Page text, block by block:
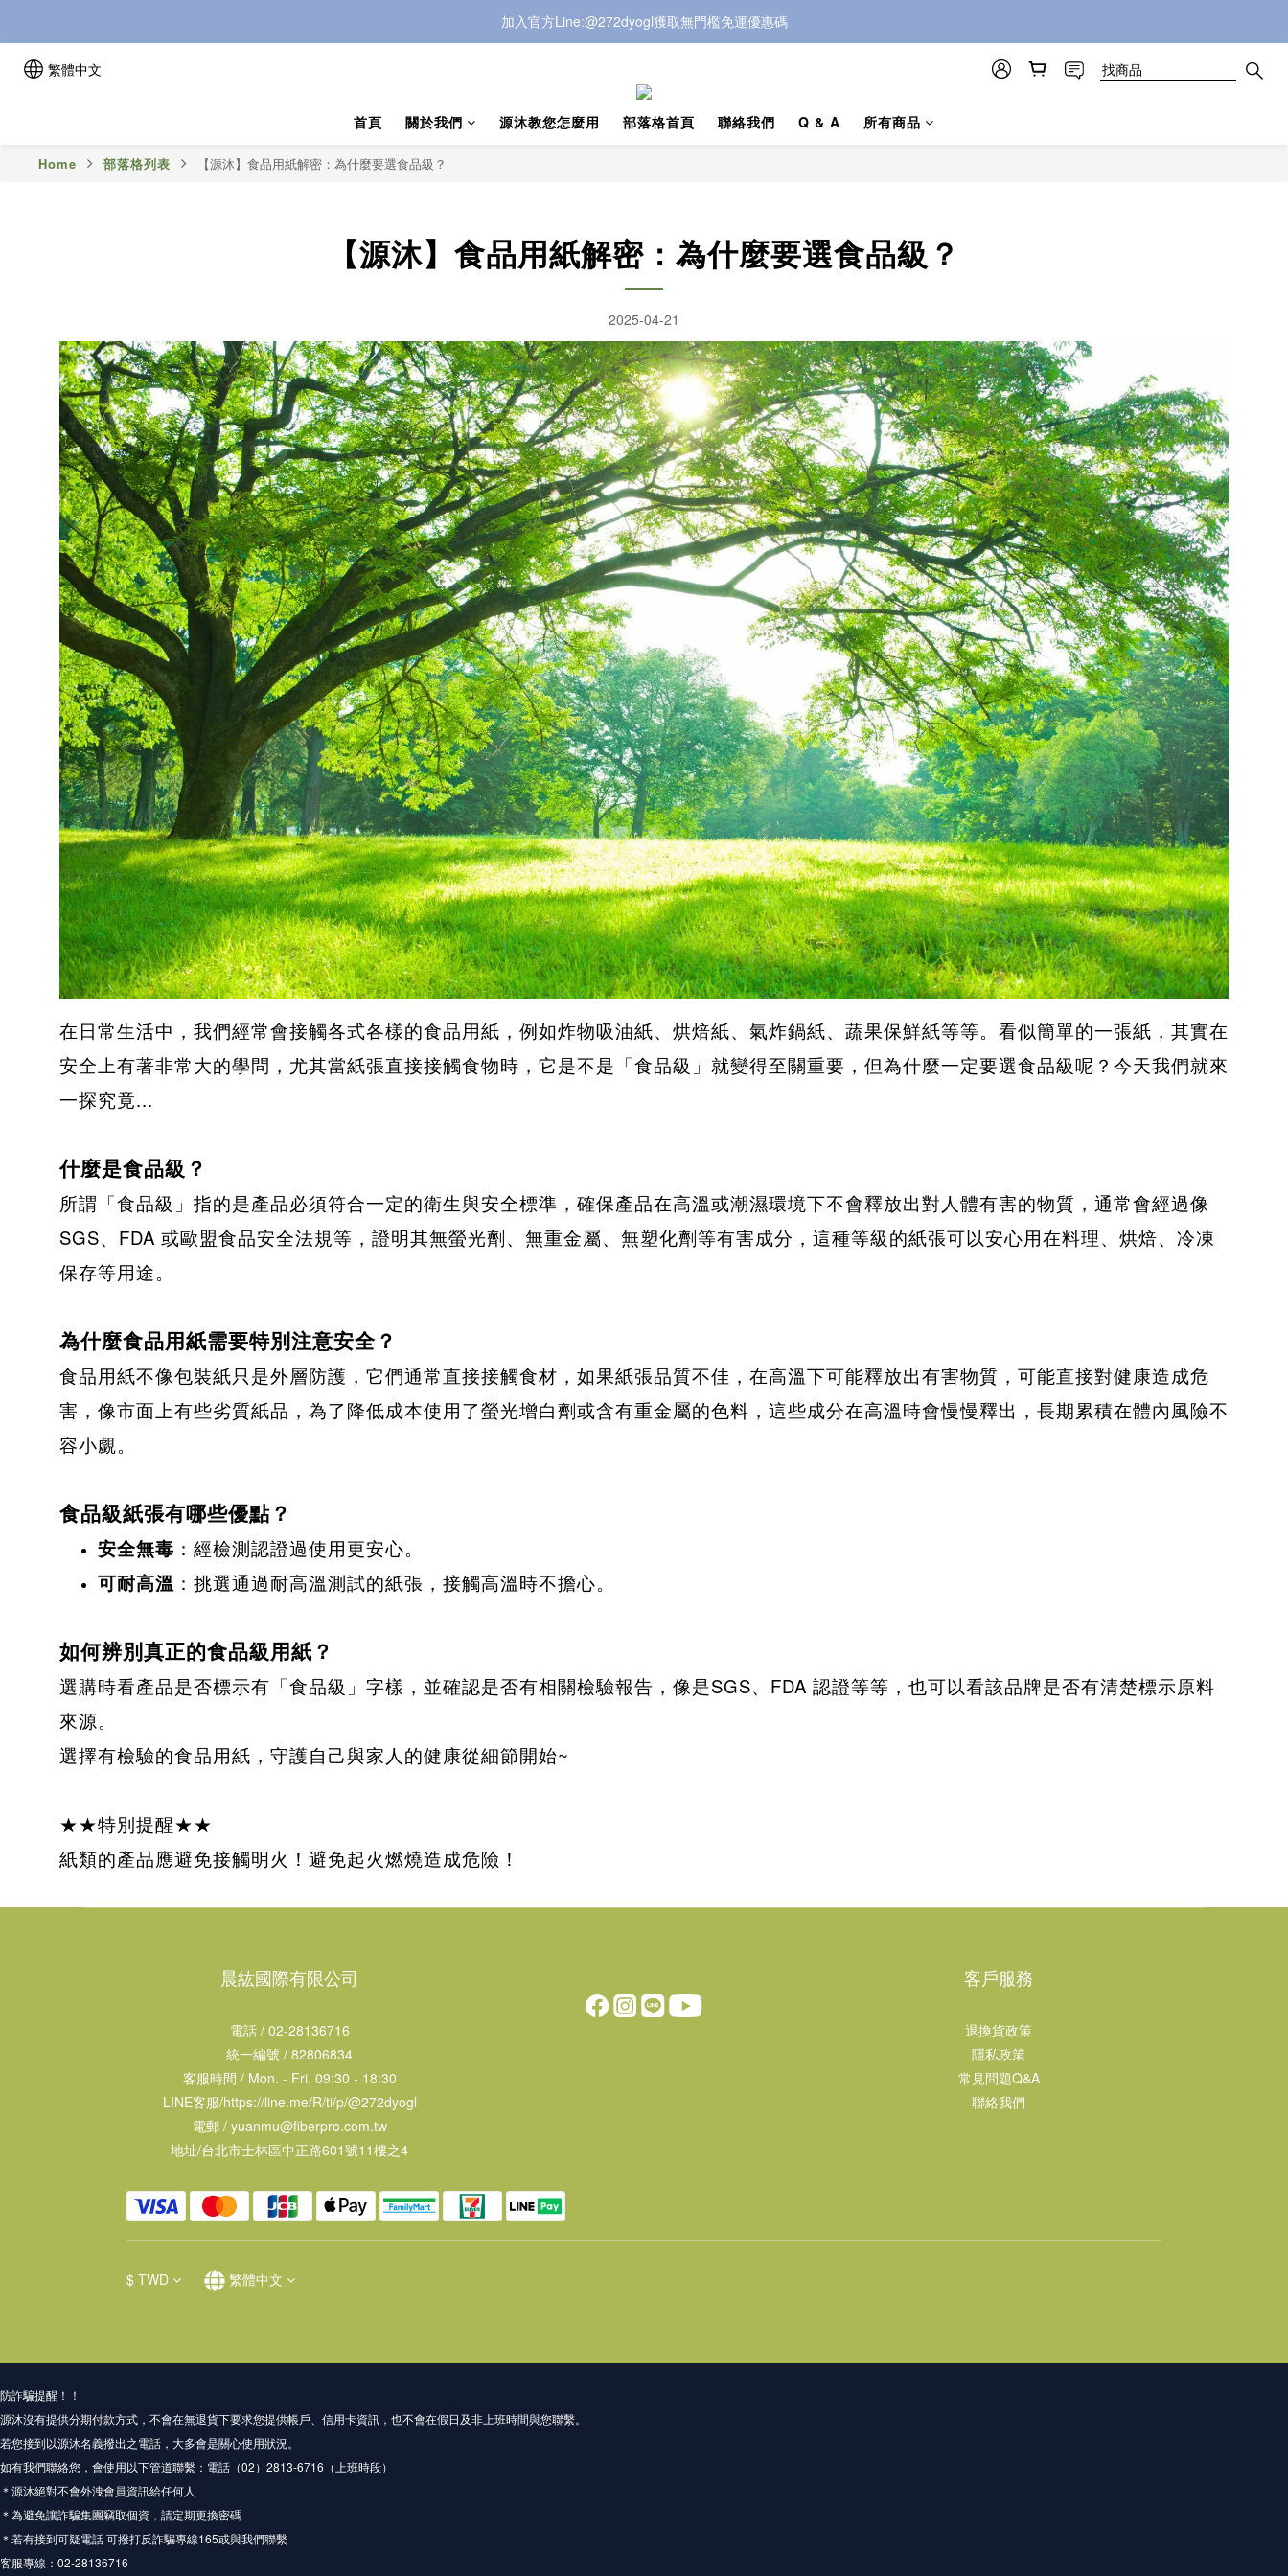
加入官方Line:@272dyogl獲取無門檻免運優惠碼
LINE商店開張!!在LINE也可以下單!!
加入官方Line:@272dyogl獲取無門檻免運優惠碼
繁體中文
首頁 關於我們 源沐教您怎麼用 部落格首頁 聯絡我們 Q & A 所有商品
Home 部落格列表 【源沐】食品用紙解密：為什麼要選食品級？
【源沐】食品用紙解密：為什麼要選食品級？
2025-04-21
在日常生活中，我們經常會接觸各式各樣的食品用紙，例如炸物吸油紙、烘焙紙、氣炸鍋紙、蔬果保鮮紙等等。看似簡單的一張紙，其實在
安全上有著非常大的學問，尤其當紙張直接接觸食物時，它是不是「食品級」就變得至關重要，但為什麼一定要選食品級呢？今天我們就來
一探究竟...
什麼是食品級？
所謂「食品級」指的是產品必須符合一定的衛生與安全標準，確保產品在高溫或潮濕環境下不會釋放出對人體有害的物質，通常會經過像
SGS、 FDA 或歐盟食品安全法規等，證明其無螢光劑、無重金屬、無塑化劑等有害成分，這種等級的紙張可以安心用在料理、烘焙、冷凍
保存等用途。
為什麼食品用紙需要特別注意安全？
食品用紙不像包裝紙只是外層防護，它們通常直接接觸食材，如果紙張品質不佳，在高溫下可能釋放出有害物質，可能直接對健康造成危
害，像市面上有些劣質紙品，為了降低成本使用了螢光增白劑或含有重金屬的色料，這些成分在高溫時會慢慢釋出，長期累積在體內風險不
容小覷。
食品級紙張有哪些優點？
安全無毒 ：經檢測認證過使用更安心。
可耐高溫 ：挑選通過耐高溫測試的紙張，接觸高溫時不擔心。
如何辨別真正的食品級用紙？
選購時看產品是否標示有「食品級」字樣，並確認是否有相關檢驗報告，像是SGS、 FDA 認證等等，也可以看該品牌是否有清楚標示原料
來源。
選擇有檢驗的食品用紙，守護自己與家人的健康從細節開始~
★★特別提醒★★
紙類的產品應避免接觸明火！避免起火燃燒造成危險！
晨紘國際有限公司
電話 / 02-28136716
統一編號 / 82806834
客服時間 / Mon. - Fri. 09:30 - 18:30
LINE客服/https://line.me/R/ti/p/@272dyogl
電郵 / yuanmu@fiberpro.com.tw
地址/台北市士林區中正路601號11樓之4
客戶服務
退換貨政策
隱私政策
常見問題Q&A
聯絡我們
$ TWD 繁體中文
防詐騙提醒！！
源沐沒有提供分期付款方式，不會在無退貨下要求您提供帳戶、信用卡資訊，也不會在假日及非上班時間與您聯繫。
若您接到以源沐名義撥出之電話，大多會是關心使用狀況。
如有我們聯絡您，會使用以下管道聯繫：電話（02）2813-6716（上班時段）
＊源沐絕對不會外洩會員資訊給任何人
＊為避免讓詐騙集團竊取個資，請定期更換密碼
＊若有接到可疑電話 可撥打反詐騙專線165或與我們聯繫
客服專線：02-28136716